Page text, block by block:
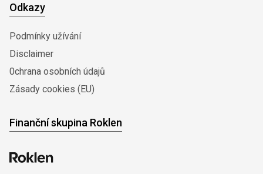
Odkazy
Podmínky užívání
Disclaimer
0chrana osobních údajů
Zásady cookies (EU)
Finanční skupina Roklen